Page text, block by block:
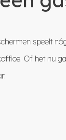
speelt
Of het nu